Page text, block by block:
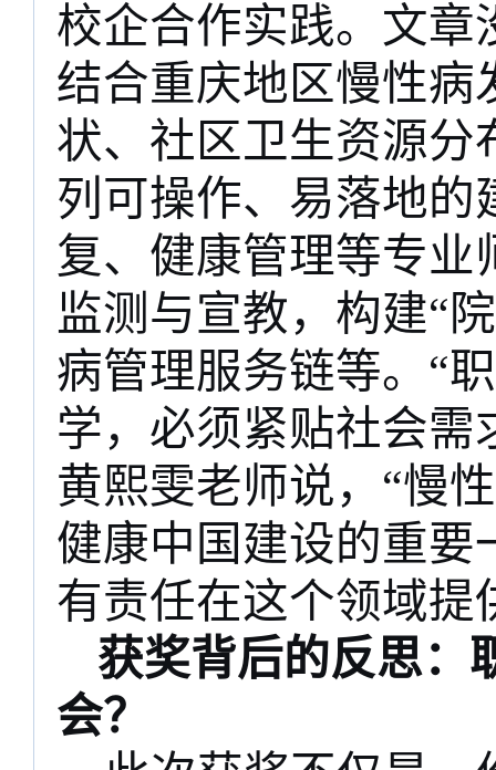
校企合作实践。文章
结合重庆地区慢性病
状、社区卫生资源分
列可操作、易落地的
复、健康管理等专业
监测与宣教，构建“
病管理服务链等。“
学，必须紧贴社会需
黄熙雯老师说，“慢
健康中国建设的重要
有责任在这个领域提
获奖背后的反思：
会？